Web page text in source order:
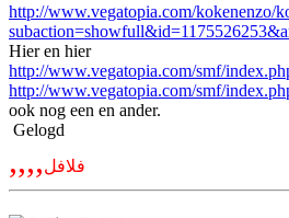
http://www.vegatopia.com/kokenenzo/
Hier en hier
http://www.vegatopia.com/smf/
http://www.vegatopia.com/smf/
ook nog een en ander.
Gelogd
,,,,فلافل